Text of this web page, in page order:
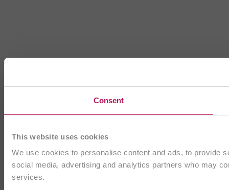
Consent
This website uses cookies
We use cookies to personalise content and ads, to provide
social media, advertising and analytics partners who may
services.